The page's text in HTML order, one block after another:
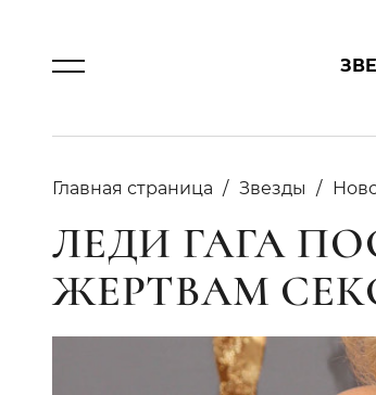
Главная страница Звезды
ЛЕДИ ГАГА
ЖЕРТВАМ